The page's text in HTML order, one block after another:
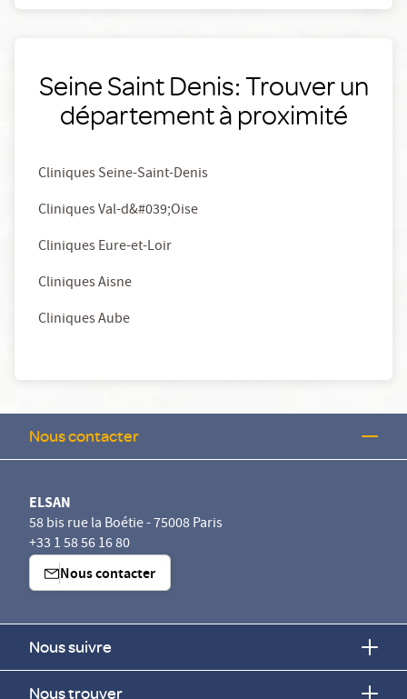
Seine Saint Denis: Trouver un
département à proximité
Cliniques Seine-Saint-Denis
Cliniques Val-d&#039;Oise
Cliniques Eure-et-Loir
Cliniques Aisne
Cliniques Aube
Nous contacter
ELSAN
58 bis rue la Boétie - 75008 Paris
+33 1 58 56 16 80
Nous contacter
Nous suivre
Nous trouver